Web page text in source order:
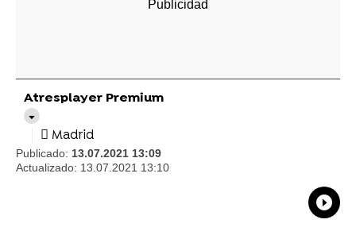
Atresplayer Premium
Madrid
Publicado: 13.07.2021 13:09
Actualizado: 13.07.2021 13:10